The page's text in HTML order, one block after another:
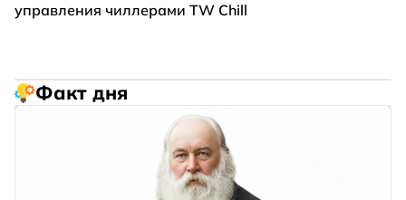
управления чиллерами TW Chill
Факт дня